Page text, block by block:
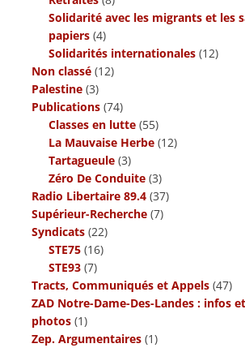
Solidarité avec les migrants et les
papiers (4)
Solidarités internationales (12)
Non classé (12)
Palestine (3)
Publications (74)
Classes en lutte (55)
La Mauvaise Herbe (12)
Tartagueule (3)
Zéro De Conduite (3)
Radio Libertaire 89.4 (37)
Supérieur-Recherche (7)
Syndicats (22)
STE75 (16)
STE93 (7)
Tracts, Communiqués et Appels (47)
ZAD Notre-Dame-Des-Landes : infos et
photos (1)
Zep. Argumentaires (1)